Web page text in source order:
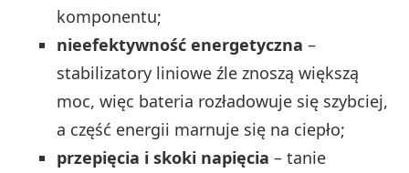
komponentu;
nieefektywność energetyczna –
stabilizatory liniowe źle znoszą większą
moc, więc bateria rozładowuje się szybciej,
a część energii marnuje się na ciepło;
przepięcia i skoki napięcia – tanie